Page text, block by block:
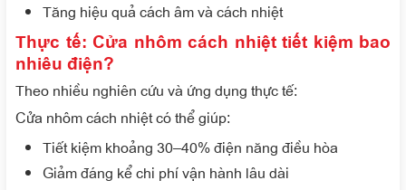
Tăng hiệu quả cách âm và cách nhiệt
Thực tế: Cửa nhôm cách nhiệt tiết kiệm bao
nhiêu điện?
Theo nhiều nghiên cứu và ứng dụng thực tế:
Cửa nhôm cách nhiệt có thể giúp:
Tiết kiệm khoảng 30–40% điện năng điều hòa
Giảm đáng kể chi phí vận hành lâu dài